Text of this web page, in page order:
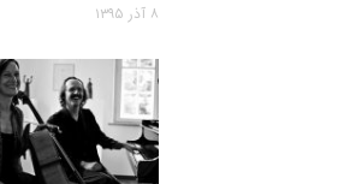
۸ آذر ۱۳۹۵